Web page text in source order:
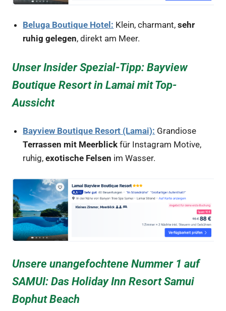
Beluga Boutique Hotel: Klein, charmant,sehr
ruhig gelegen, direkt am Meer.
Unser Insider Spezial-Tipp: Bayview
Boutique Resort in Lamai mit Top-
Aussicht
Bayview Boutique Resort (Lamai): Grandiose
Terrassen mit Meerblick für Instagram Motive,
ruhig,exotische Felsen im Wasser.
Unsere unangefochtene Nummer 1 auf
SAMUI: Das Holiday Inn Resort Samui
Bophut Beach